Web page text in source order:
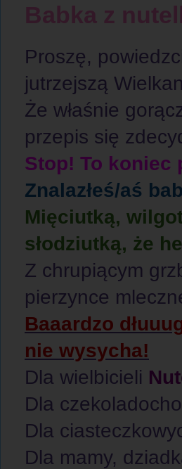
Babka z
Proszę,
jutrzejszą
Że właśnie
przepis się
Stop! To koniec
Znalazłeś/aś
Mięciutką,
słodziutką, że
Z chrupiącym
pierzynce
Baaardzo
nie wysycha!
Dla wielbicieli
Dla
Dla
Dla mamy,